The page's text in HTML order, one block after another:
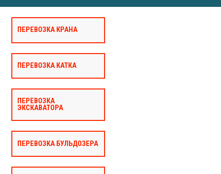
ПЕРЕВОЗКА КРАНА
ПЕРЕВОЗКА КАТКА
ПЕРЕВОЗКА
ЭКСКАВАТОРА
ПЕРЕВОЗКА БУЛЬДОЗЕРА